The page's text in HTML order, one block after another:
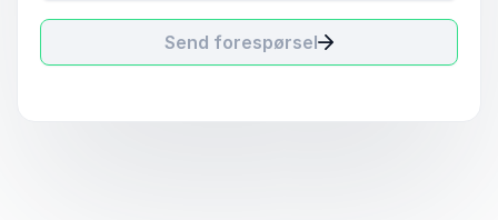
Send forespørsel